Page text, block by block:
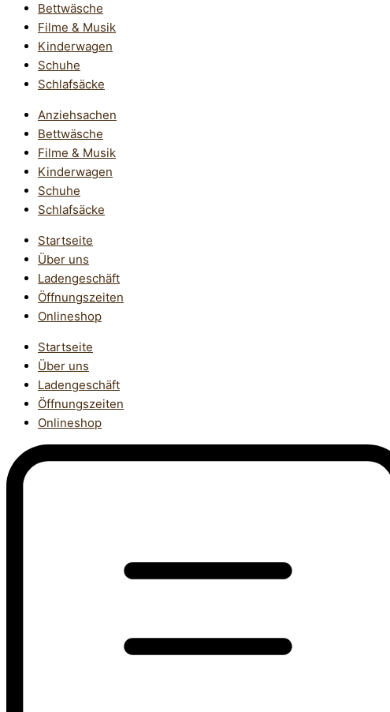
Bettwäsche
Filme & Musik
Kinderwagen
Schuhe
Schlafsäcke
Anziehsachen
Bettwäsche
Filme & Musik
Kinderwagen
Schuhe
Schlafsäcke
Startseite
Über uns
Ladengeschäft
Öffnungszeiten
Onlineshop
Startseite
Über uns
Ladengeschäft
Öffnungszeiten
Onlineshop